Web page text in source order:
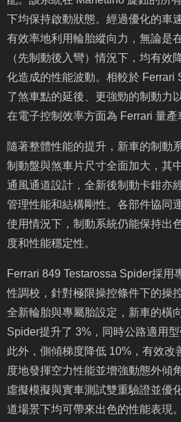
下均保持啟動狀態。經過優化的車
有效率地利用輪胎縱向力，無論是
（先制動後入彎）情況下，均有效
化造成的性能波動。相較於 Ferrari
了煞車點的延後、更強勁的制動力
在電子控制效率方面為 Ferrari 量產
隨著整體性能的提升，新車的制動
制動盤與煞車片尺寸全面加大，其
通風通道設計，全新後制動卡鉗亦
管理性能和結構剛性。各部件協同
使用情況下，制動系統仍能保持出
度和性能穩定性。
Ferrari 849 Testarossa Spider採用
性調校，針對極限操控條件下的操
全新輪胎與專屬胎設定，新車的橫
Spider提升了 3% ，同時公路適用
此外，側傾梯度降低 10% ，有效
度地發揮空力性能並增強動態外傾
虛擬模擬與實車測試雙重驗證並優
道場景下均可帶來出色的性能表現。